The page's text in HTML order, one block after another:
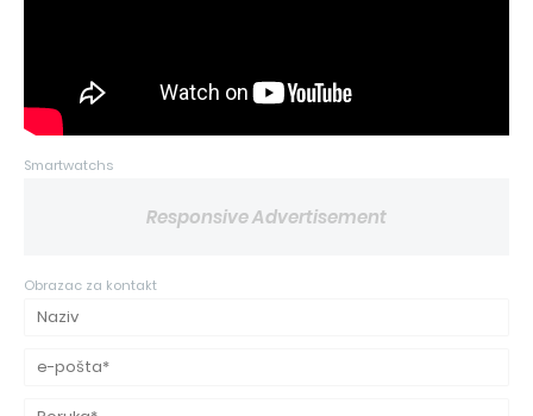
Smartwatchs
Responsive Advertisement
Obrazac za kontakt